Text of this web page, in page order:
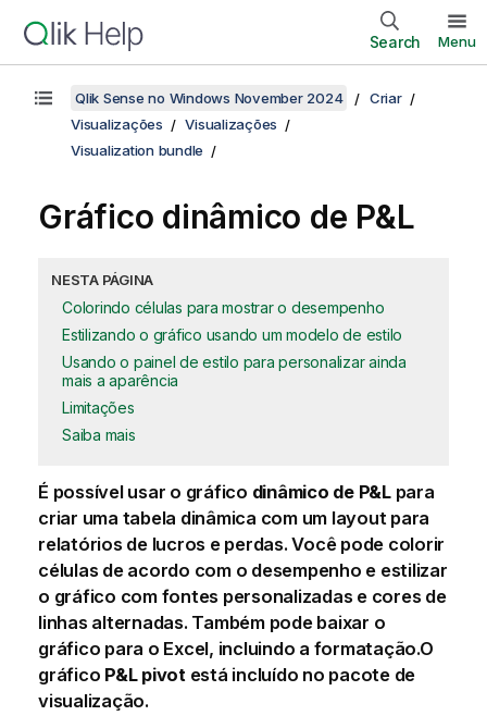
Search Menu
Qlik Sense no Windows November 2024
Criar
Visualizações
Visualizações
Visualization bundle
Gráfico dinâmico de P&L
NESTA PÁGINA
Colorindo células para mostrar o desempenho
Estilizando o gráfico usando um modelo de estilo
Usando o painel de estilo para personalizar ainda
mais a aparência
Limitações
Saiba mais
É possível usar o gráfico dinâmico de P&Lpara
criar uma tabela dinâmica com um layout para
relatórios de lucros e perdas. Você pode colorir
células de acordo com o desempenho e estilizar
o gráfico com fontes personalizadas e cores de
linhas alternadas. Também pode baixar o
gráfico para o Excel, incluindo a formatação.O
gráfico P&L pivotestá incluído no pacote de
visualização.